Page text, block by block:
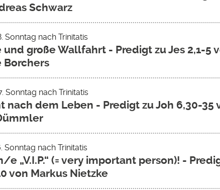
Schwarz
Sonntag nach Trinitatis
und große Wallfahrt - Predigt zu Jes 2,1-5
Borchers
Sonntag nach Trinitatis
nach dem Leben - Predigt zu Joh 6,30-35
Sonntag nach Trinitatis
e „V.I.P.“ (= very important person)! -
von Markus Nietzke